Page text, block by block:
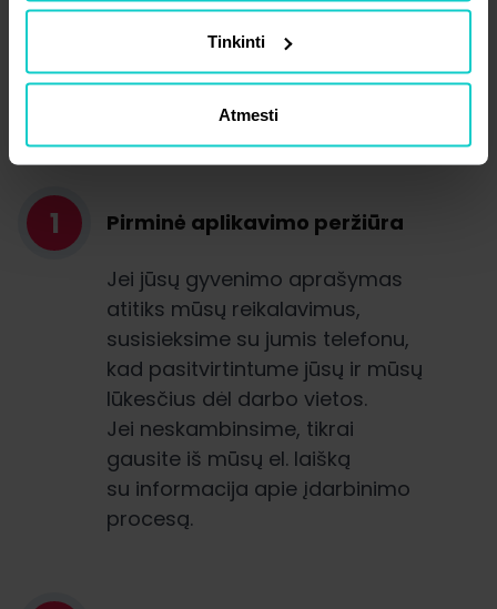
Tinkinti
Atmesti
grįžtamąjį ryšį.
1 Pirminė aplikavimo peržiūra
Jei jūsų gyvenimo aprašymas
atitiks mūsų reikalavimus,
susisieksime su jumis telefonu,
kad pasitvirtintume jūsų ir mūsų
lūkesčius dėl darbo vietos.
Jei neskambinsime, tikrai
gausite iš mūsų el. laišką
su informacija apie įdarbinimo
procesą.